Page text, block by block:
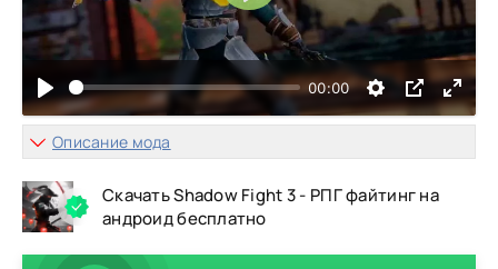
00:00
Воспроизвести
Описание мода
Скачать Shadow Fight 3 - РПГ файтинг на
андроид бесплатно